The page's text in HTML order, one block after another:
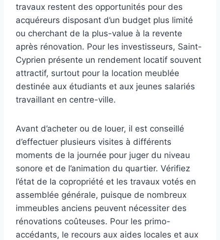
travaux restent des opportunités pour des
acquéreurs disposant d’un budget plus limité
ou cherchant de la plus-value à la revente
après rénovation. Pour les investisseurs, Saint-
Cyprien présente un rendement locatif souvent
attractif, surtout pour la location meublée
destinée aux étudiants et aux jeunes salariés
travaillant en centre-ville.
Avant d’acheter ou de louer, il est conseillé
d’effectuer plusieurs visites à différents
moments de la journée pour juger du niveau
sonore et de l’animation du quartier. Vérifiez
l’état de la copropriété et les travaux votés en
assemblée générale, puisque de nombreux
immeubles anciens peuvent nécessiter des
rénovations coûteuses. Pour les primo-
accédants, le recours aux aides locales et aux